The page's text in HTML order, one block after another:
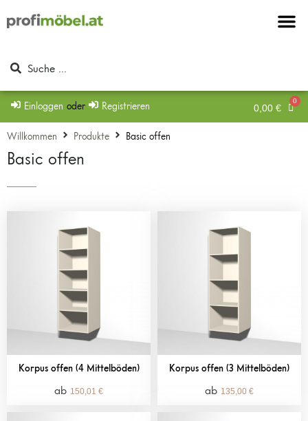
Einloggen oder Registrieren 0,00 €
Willkommen Produkte Basic offen
Basic offen
Korpus offen (4 Mittelböden)
150,01 €
Korpus offen (3 Mittelböden)
135,00 €